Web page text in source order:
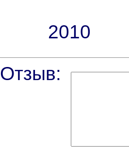
2010
Отзыв: